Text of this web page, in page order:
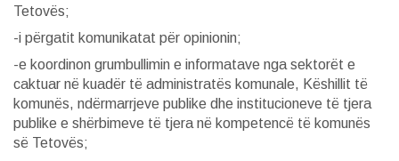
Tetovës;
-i përgatit komunikatat për opinionin;
-е koordinon grumbullimin e informatave nga sektorët e
caktuar në kuadër të administratës komunale, Këshillit të
komunës, ndërmarrjeve publike dhe institucioneve të tjera
publike e shërbimeve të tjera në kompetencë të komunës
së Tetovës;